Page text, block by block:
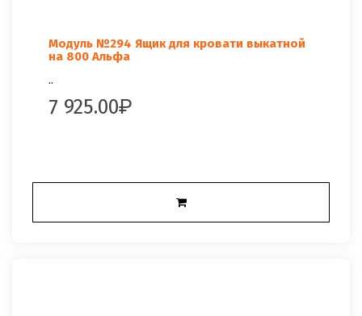
Модуль №294 Ящик для кровати выкатной
на 800 Альфа
..
7 925.00